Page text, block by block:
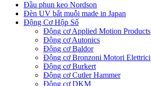
Đầu phun keo Nordson
Đèn UV bắt muỗi made in Japan
Động Cơ Hộp Số
Động cơ Applied Motion Products
Động cơ Autonics
Động cơ Baldor
Động cơ Bronzoni Motori Elettrici
Động cơ Burkert
Động cơ Cutler Hammer
Động cơ DKM